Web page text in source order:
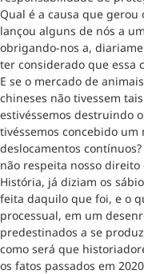
Qual é a causa que gerou
lançou alguns de nós a
obrigando-nos a,
ter considerado que essa
E se o mercado de
chineses não tivessem
estivéssemos destruindo
tivéssemos concebido
deslocamentos
não respeita nosso direito
História, já diziam os
feita daquilo que foi, e o
processual, em um
predestinados a se
como será que
os fatos passados em